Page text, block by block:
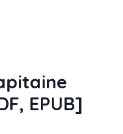
EPUB]